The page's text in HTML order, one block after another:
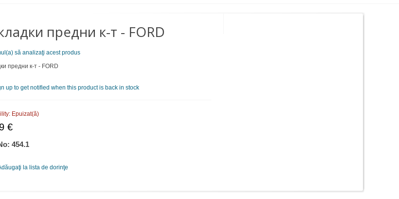
предни к-т - FORD
să analizaţi acest produs
предни к-т - FORD
up to get notified when this product is back in stock
Epuizat(ă)
€
454.1
la lista de dorinţe